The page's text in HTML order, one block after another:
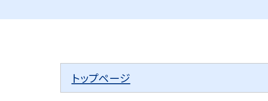
トップページ